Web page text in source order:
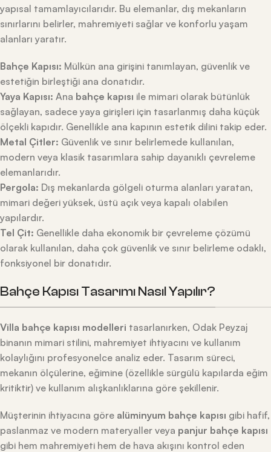
yapısal tamamlayıcılarıdır. Bu elemanlar, dış mekanların
sınırlarını belirler, mahremiyeti sağlar ve konforlu yaşam
alanları yaratır.
Bahçe Kapısı: Mülkün ana girişini tanımlayan, güvenlik ve
estetiğin birleştiği ana donatıdır.
Yaya Kapısı: Ana bahçe kapısı ile mimari olarak bütünlük
sağlayan, sadece yaya girişleri için tasarlanmış daha küçük
ölçekli kapıdır. Genellikle ana kapının estetik dilini takip eder.
Metal Çitler: Güvenlik ve sınır belirlemede kullanılan,
modern veya klasik tasarımlara sahip dayanıklı çevreleme
elemanlarıdır.
Pergola: Dış mekanlarda gölgeli oturma alanları yaratan,
mimari değeri yüksek, üstü açık veya kapalı olabilen
yapılardır.
Tel Çit: Genellikle daha ekonomik bir çevreleme çözümü
olarak kullanılan, daha çok güvenlik ve sınır belirleme odaklı,
fonksiyonel bir donatıdır.
Bahçe Kapısı Tasarımı Nasıl Yapılır?
Villa bahçe kapısı modelleri tasarlanırken, Odak Peyzaj
binanın mimari stilini, mahremiyet ihtiyacını ve kullanım
kolaylığını profesyonelce analiz eder. Tasarım süreci,
mekanın ölçülerine, eğimine (özellikle sürgülü kapılarda eğim
kritiktir) ve kullanım alışkanlıklarına göre şekillenir.
Müşterinin ihtiyacına göre alüminyum bahçe kapısı gibi hafif,
paslanmaz ve modern materyaller veya panjur bahçe kapısı
gibi hem mahremiyeti hem de hava akışını kontrol eden